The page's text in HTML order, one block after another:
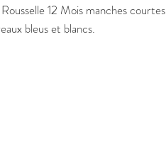
12 Mois manches courtes
bleus et blancs.